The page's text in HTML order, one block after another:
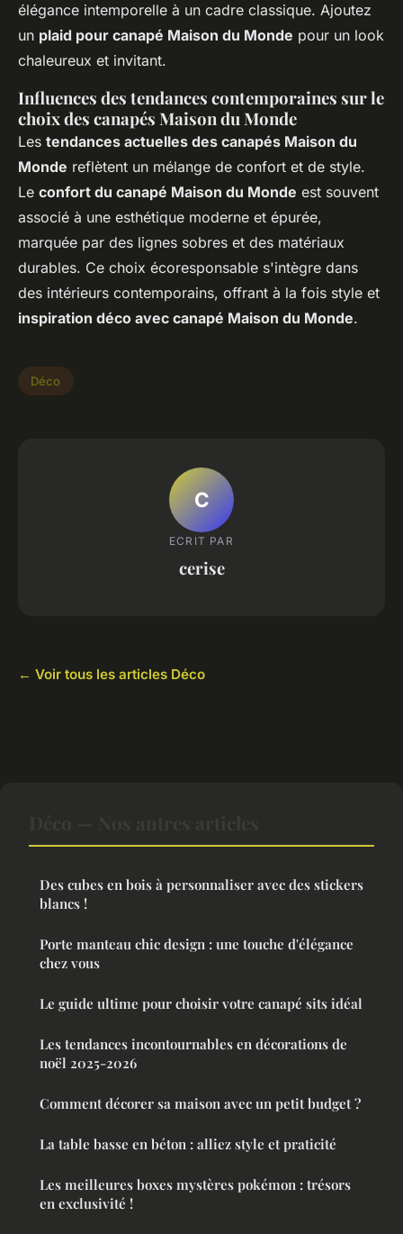
élégance intemporelle à un cadre classique. Ajoutez
un plaid pour canapé Maison du Monde pour un look
chaleureux et invitant.
Influences des tendances contemporaines sur le
choix des canapés Maison du Monde
Les tendances actuelles des canapés Maison du
Monde reflètent un mélange de confort et de style.
Le confort du canapé Maison du Monde est souvent
associé à une esthétique moderne et épurée,
marquée par des lignes sobres et des matériaux
durables. Ce choix écoresponsable s'intègre dans
des intérieurs contemporains, offrant à la fois style et
inspiration déco avec canapé Maison du Monde.
Déco
C
ECRIT PAR
cerise
← Voir tous les articles Déco
Des cubes en bois à personnaliser avec des stickers
blancs !
Porte manteau chic design : une touche d'élégance
chez vous
Le guide ultime pour choisir votre canapé sits idéal
Les tendances incontournables en décorations de
noël 2025-2026
Comment décorer sa maison avec un petit budget ?
La table basse en béton : alliez style et praticité
Les meilleures boxes mystères pokémon : trésors
en exclusivité !